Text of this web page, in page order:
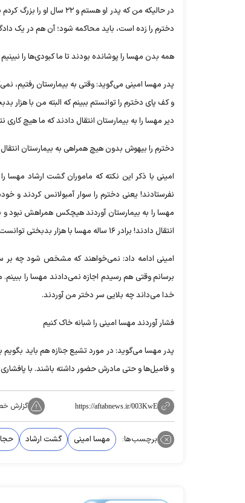
در حالیکه من که پدر او
دخترم را زده است، باید محاکمه شود؛ آن هم در یک
همه بدن مهسا را پوشانده بودند تا ما کبودی‌ها را نبینیم
پدر مهسا امینی می‌گوید: وقتی به بیمارستان رفتیم،
و کف پای دخترم را توانستم ببینم که البته من با هزار
دیر مهسا را به بیمارستان انتقال دادند که ما هیچ کاری
دخترم را بیهوش بدون هیچ همراهی به بیمارستان
امینی با ذکر این نکته که ماموران گشت ارشاد مهسا
نفرستادند! یعنی دخترم را سوار آمبولانس کردند و
مهسا را به بیمارستان آوردند هیچکس همراهش نبود
انتقال دادند! برادر ۱۶ ساله مهسا با هزار بدبختی توانست این بیمارستان را پیدا کند، چون اشکان اولین بارش بود که به تهران آمده بود و اصلا آنجا را بلد نبود.
امینی ادامه داد: نمی‌خواهند که مشخص شود چه بر
برسانم وقتی هم رسیدم اجازه نمی‌دادند مهسا را
خدا می‌داند چه بلایی سر دختر من آوردند.
فشار آوردند مهسا امینی را شبانه خاک کنیم
پدر مهسا می‌گوید: در مورد تشیع جنازه هم باید
و فامیل‌ها و حتی مادرش حضور داشته باشند. با پافشاری بنده،
https://aftabnews.ir/003KwE گزارش
برچسب‌ها: مهسا امینی گشت ارشاد